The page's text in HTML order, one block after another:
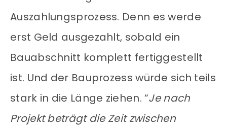
Auszahlungsprozess. Denn es werde
erst Geld ausgezahlt, sobald ein
Bauabschnitt komplett fertiggestellt
ist. Und der Bauprozess würde sich teils
stark in die Länge ziehen. “Je nach
Projekt beträgt die Zeit zwischen